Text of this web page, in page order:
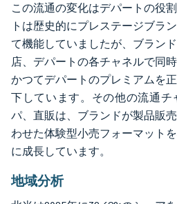
この流通の変化はデパートの役
トは歴史的にプレステージブラ
て機能していましたが、ブラン
店、デパートの各チャネルで同
かつてデパートのプレミアムを
下しています。その他の流通チ
パ、直販は、ブランドが製品販
わせた体験型小売フォーマット
に成長しています。
地域分析